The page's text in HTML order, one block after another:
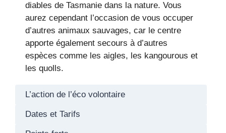
diables de Tasmanie dans la nature. Vous
aurez cependant l’occasion de vous occuper
d’autres animaux sauvages, car le centre
apporte également secours à d’autres
espèces comme les aigles, les kangourous et
les quolls.
L’action de l’éco volontaire
Dates et Tarifs